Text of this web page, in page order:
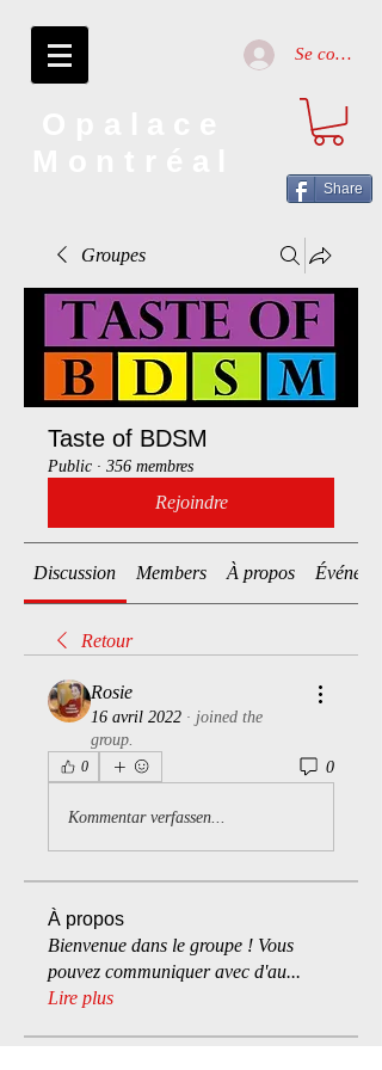
Se connecter
Share
Groupes
Taste of BDSM
Public · 356 membres
Rejoindre
Discussion Members À propos
Retour
Rosie
16 avril 2022 · joined the
group.
0 0
Kommentar verfassen...
À propos
Bienvenue dans le groupe ! Vous
pouvez communiquer avec d'au...
Lire plus